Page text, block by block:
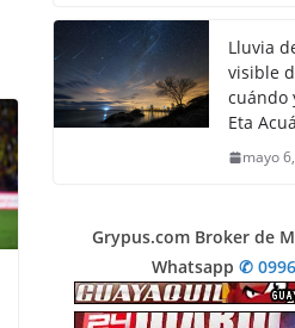
Lluvia
visible
cuándo
Eta
mayo
Grypus.com Broker de
Whatsapp ✆